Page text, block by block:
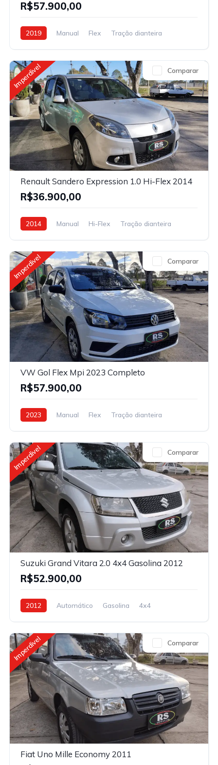
R$57.900,00
2019 Manual Flex Tração dianteira
Imperdivel Comparar
Renault Sandero Expression 1.0 Hi-Flex 2014
R$36.900,00
2014 Manual Hi-Flex Tração dianteira
Imperdivel Comparar
VW Gol Flex Mpi 2023 Completo
R$57.900,00
2023 Manual Flex Tração dianteira
Imperdivel Comparar
Suzuki Grand Vitara 2.0 4x4 Gasolina 2012
R$52.900,00
2012 Automático Gasolina 4x4
Imperdivel Comparar
Fiat Uno Mille Economy 2011